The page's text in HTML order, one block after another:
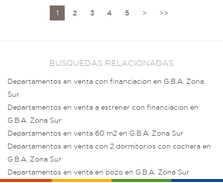
1 2 3 4 5 > >>
BUSQUEDAS RELACIONADAS
Departamentos en venta con financiacion en G.B.A. Zona
Sur
Departamentos en venta a estrenar con financiacion en
G.B.A. Zona Sur
Departamentos en venta 60 m2 en G.B.A. Zona Sur
Departamentos en venta con 2 dormitorios con cochera en
G.B.A. Zona Sur
Departamentos en venta en pozo en G.B.A. Zona Sur